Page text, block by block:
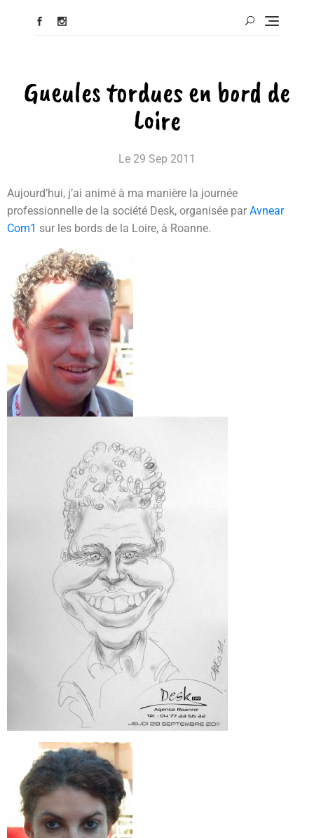
Gueules tordues en bord de
Loire
Le 29 Sep 2011
Aujourd’hui, j’ai animé à ma manière la journée
professionnelle de la société Desk, organisée par Avnear
Com1 sur les bords de la Loire, à Roanne.